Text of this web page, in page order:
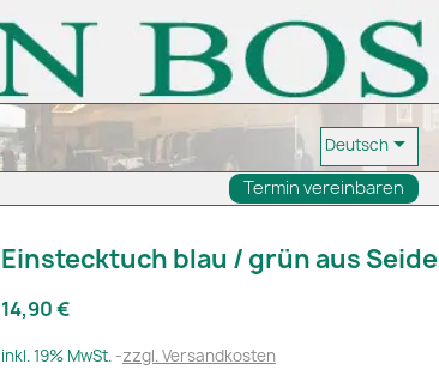
Deutsch
Termin vereinbaren
Einstecktuch blau / grün aus Seide
14,90 €
inkl. 19% MwSt. zzgl. Versandkosten